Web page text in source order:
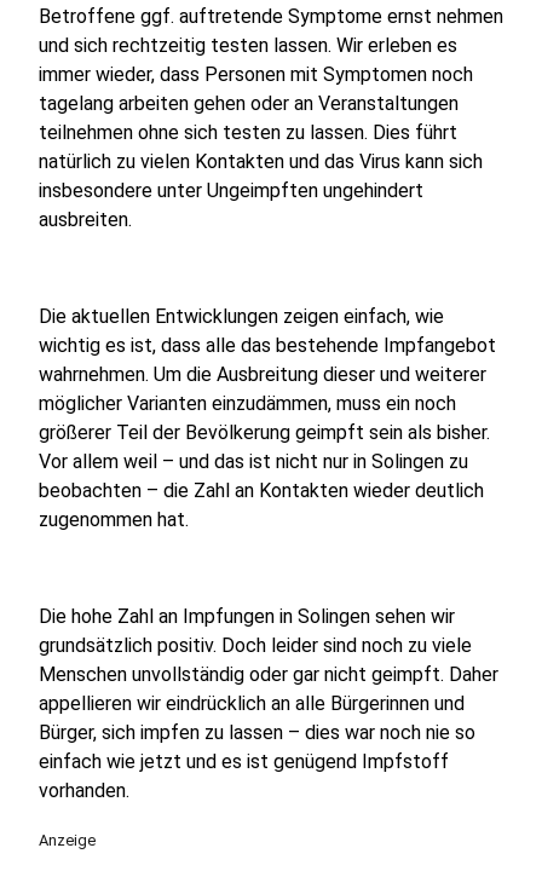
Betroffene ggf. auftretende Symptome ernst nehmen
und sich rechtzeitig testen lassen. Wir erleben es
immer wieder, dass Personen mit Symptomen noch
tagelang arbeiten gehen oder an Veranstaltungen
teilnehmen ohne sich testen zu lassen. Dies führt
natürlich zu vielen Kontakten und das Virus kann sich
insbesondere unter Ungeimpften ungehindert
ausbreiten.
Die aktuellen Entwicklungen zeigen einfach, wie
wichtig es ist, dass alle das bestehende Impfangebot
wahrnehmen. Um die Ausbreitung dieser und weiterer
möglicher Varianten einzudämmen, muss ein noch
größerer Teil der Bevölkerung geimpft sein als bisher.
Vor allem weil – und das ist nicht nur in Solingen zu
beobachten – die Zahl an Kontakten wieder deutlich
zugenommen hat.
Die hohe Zahl an Impfungen in Solingen sehen wir
grundsätzlich positiv. Doch leider sind noch zu viele
Menschen unvollständig oder gar nicht geimpft. Daher
appellieren wir eindrücklich an alle Bürgerinnen und
Bürger, sich impfen zu lassen – dies war noch nie so
einfach wie jetzt und es ist genügend Impfstoff
vorhanden.
Anzeige